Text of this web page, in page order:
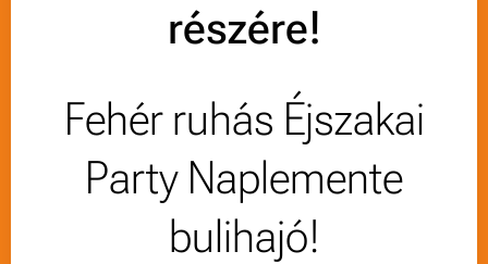
részére!
Fehér ruhás Éjszakai
Party Naplemente
bulihajó!